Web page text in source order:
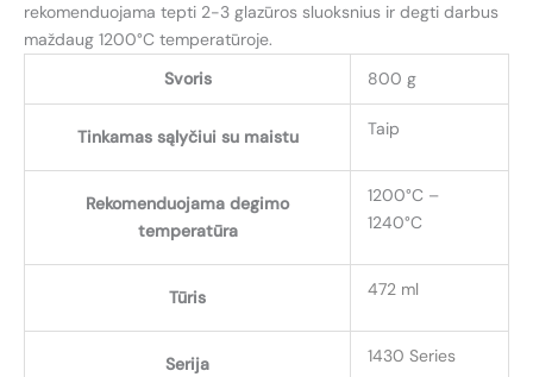
rekomenduojama tepti 2-3 glazūros sluoksnius ir degti darbus
maždaug 1200°C temperatūroje.
Svoris
800 g
Tinkamas sąlyčiui su maistu Taip
Rekomenduojama degimo
temperatūra
1200°C –
1240°C
Tūris 472 ml
Serija 1430 Series